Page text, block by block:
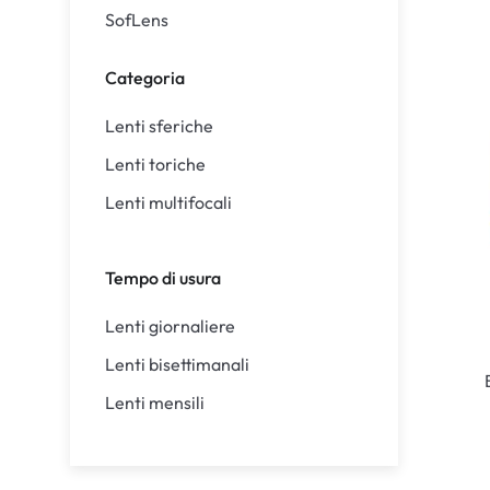
SofLens
Categoria
Lenti sferiche
Lenti toriche
Lenti multifocali
Tempo di usura
Lenti giornaliere
Lenti bisettimanali
Lenti mensili